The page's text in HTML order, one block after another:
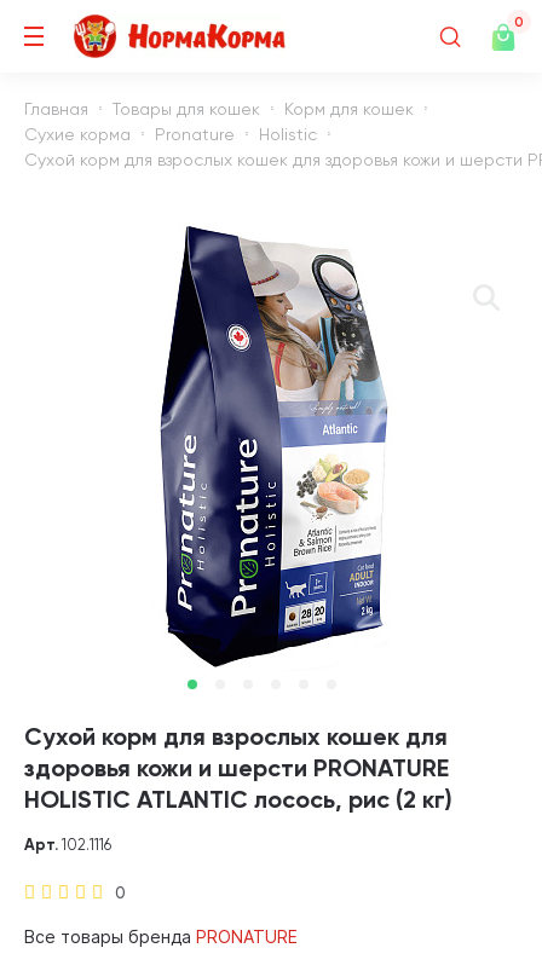
0
Главная Товары для кошек
Корм для кошек
Сухие корма
Pronature
Holistic
Сухой корм для взрослых кошек для здоровья кожи и шерсти
Сухой корм для взрослых кошек для
здоровья кожи и шерсти PRONATURE
HOLISTIC ATLANTIC лосось, рис (2 кг)
0
Арт. 102.1116
Все товары бренда PRONATURE